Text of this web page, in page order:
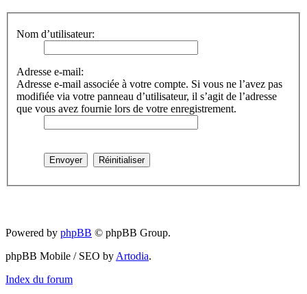
Nom d’utilisateur:
Adresse e-mail:
Adresse e-mail associée à votre compte. Si vous ne l’avez pas
modifiée via votre panneau d’utilisateur, il s’agit de l’adresse
que vous avez fournie lors de votre enregistrement.
Powered by phpBB © phpBB Group.
phpBB Mobile / SEO by Artodia.
Index du forum